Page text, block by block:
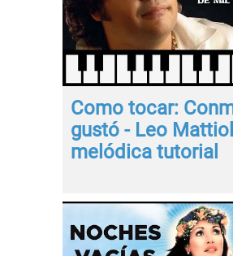
Como tocar:
gustó - Leo
melódica tutorial